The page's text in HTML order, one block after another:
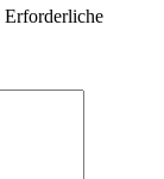
Erforderliche